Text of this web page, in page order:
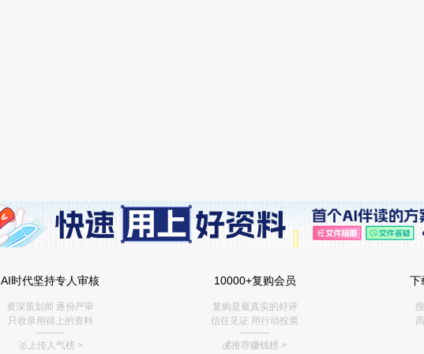
AI时代坚持专人审核
资深策划师 逐份严审
只收录用得上的资料
———
🥇上传人气榜 >
10000+复购会员
复购是最真实的好评
信任见证 用行动投票
———
💰推荐赚钱榜 >
下